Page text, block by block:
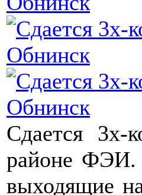
Сдается 3х-
районе ФЭИ.
выходящие